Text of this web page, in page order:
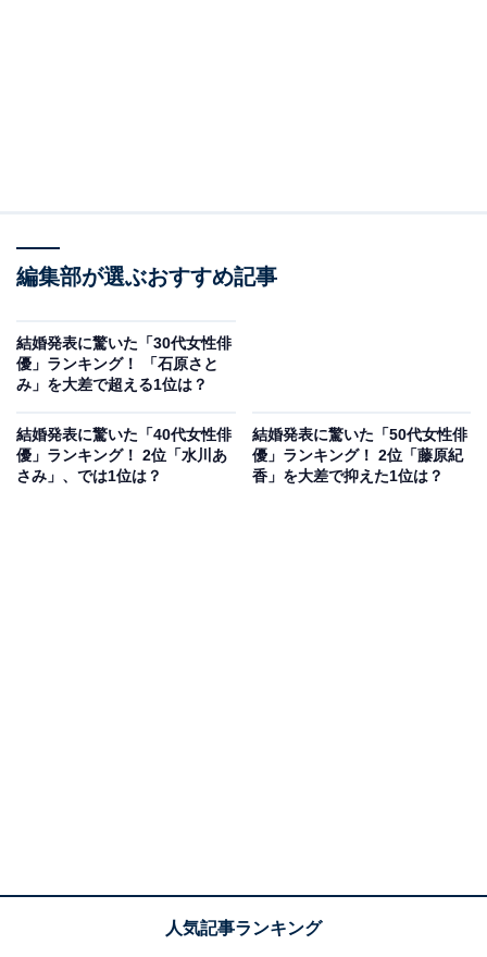
2010年にドラマ『ハガネの女』（テレビ朝日系）でデビ
ューし、2013年放送のNHK連続テレビ小説『あまちゃ
っこ』でヒロインを務め、『NHK紅白歌合戦』の司会を
担当するなど、国民的な人気を得ます。
ました。
編集部が選ぶおすすめ記事
結婚発表に驚いた「30代女性俳
優」ランキング！ 「石原さと
み」を大差で超える1位は？
結婚発表に驚いた「40代女性俳
優」ランキング！ 2位「水川あ
さみ」、では1位は？
結婚発表に驚いた「50代女性俳
優」ランキング！ 2位「藤原紀
香」を大差で抑えた1位は？